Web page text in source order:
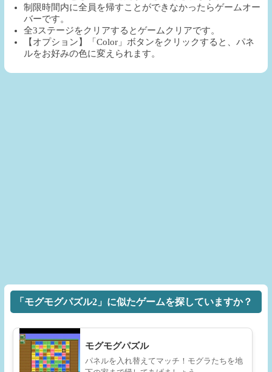
制限時間内に全員を帰すことができなかったらゲームオー
バーです。
全3ステージをクリアするとゲームクリアです。
【オプション】「Color」ボタンをクリックすると、パネ
ルをお好みの色に変えられます。
「モグモグパズル2」に似たゲームを探していますか？
モグモグパズル
パネルを入れ替えてマッチ！モグラたちを地